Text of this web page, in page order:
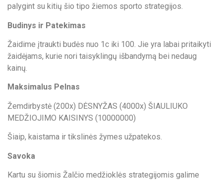
palygint su kitių šio tipo žiemos sporto strategijos.
Budinys ir Patekimas
Žaidime įtraukti budės nuo 1c iki 100. Jie yra labai pritaikyti
žaidėjams, kurie nori taisyklingų išbandymą bei nedaug
kainų.
Maksimalus Pelnas
Žemdirbystė (200x) DĖSNYŽAS (4000x) ŠIAULIUKO
MEDŽIOJIMO KAISINYS (10000000)
Šiaip, kaistama ir tikslinės žymes užpatekos.
Savoka
Kartu su šiomis Žalčio medžioklės strategijomis galime